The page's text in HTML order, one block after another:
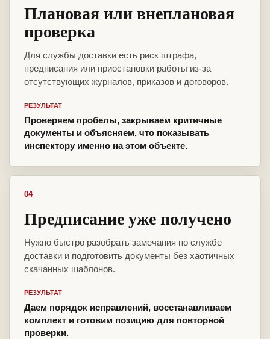
Плановая или внеплановая
проверка
Для службы доставки есть риск штрафа,
предписания или приостановки работы из-за
отсутствующих журналов, приказов и договоров.
РЕЗУЛЬТАТ
Проверяем пробелы, закрываем критичные
документы и объясняем, что показывать
инспектору именно на этом объекте.
04
Предписание уже получено
Нужно быстро разобрать замечания по службе
доставки и подготовить документы без хаотичных
скачанных шаблонов.
РЕЗУЛЬТАТ
Даем порядок исправлений, восстанавливаем
комплект и готовим позицию для повторной
проверки.